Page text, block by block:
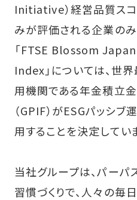
Initiative）経営品質ス
みが評価される企業の
「FTSE Blossom
Index」については、世
用機関である年金積立
（GPIF）がESGパッシ
用することを決定してい
当社グループは、パーパ
習慣づくりで、人々の毎